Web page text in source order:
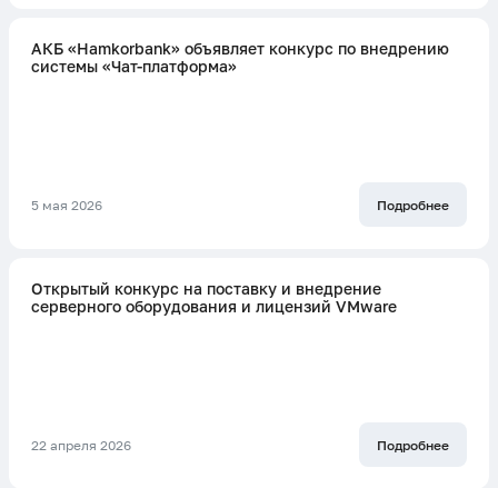
АКБ «Hamkorbank» объявляет конкурс по внедрению
системы «Чат-платформа»
5 мая 2026 Подробнее
Открытый конкурс на поставку и внедрение
серверного оборудования и лицензий VMware
22 апреля 2026 Подробнее